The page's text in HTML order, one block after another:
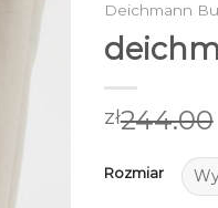
Deichmann
zł244.00
Rozmiar